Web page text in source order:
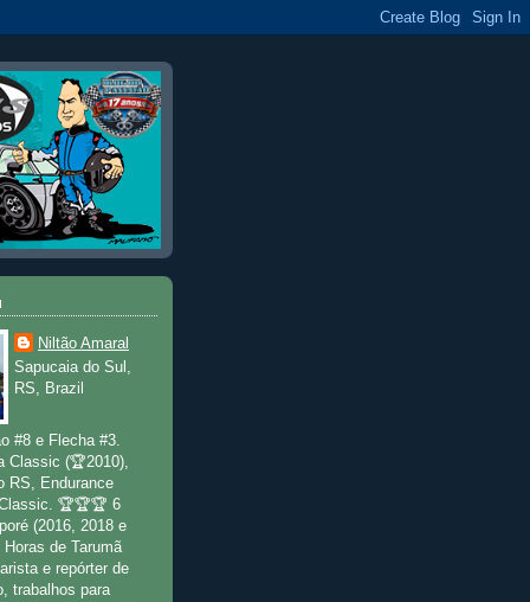
Niltão Amaral
Sapucaia do Sul,
RS, Brazil
#8 e Flecha #3.
Classic (🏆2010),
RS, Endurance
🏆🏆🏆 6
(2016, 2018 e
de Tarumã
e repórter de
trabalhos para